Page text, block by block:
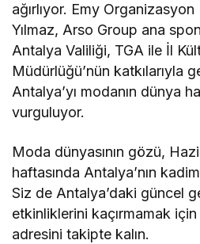
ağırlıyor. Emy
Yılmaz, Arso Group ana
Antalya Valiliği, TGA ile İl
Müdürlüğü’nün katkılarıyla
Antalya’yı modanın dünya
vurguluyor.
Moda dünyasının gözü,
haftasında Antalya’nın
Siz de Antalya’daki güncel
etkinliklerini kaçırmamak için
adresini takipte kalın.